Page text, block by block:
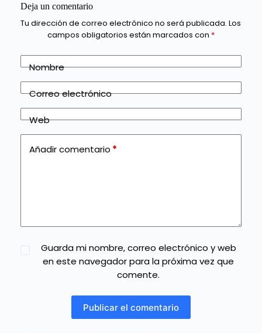
Deja un comentario
Tu dirección de correo electrónico no será publicada. Los
campos obligatorios están marcados con *
Nombre
Correo electrónico
Web
Añadir comentario *
Guarda mi nombre, correo electrónico y web
en este navegador para la próxima vez que
comente.
Publicar el comentario